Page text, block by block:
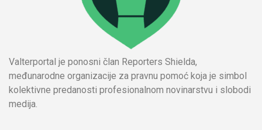
Valterportal je ponosni član Reporters Shielda,
međunarodne organizacije za pravnu pomoć koja je simbol
kolektivne predanosti profesionalnom novinarstvu i slobodi
medija.